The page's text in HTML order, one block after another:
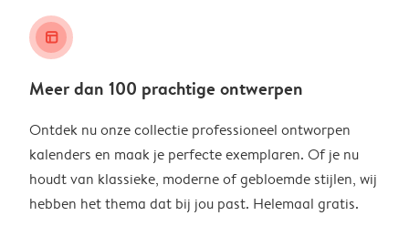
layout_alt
Meer dan 100 prachtige ontwerpen
Ontdek nu onze collectie professioneel ontworpen
kalenders en maak je perfecte exemplaren. Of je nu
houdt van klassieke, moderne of gebloemde stijlen, wij
hebben het thema dat bij jou past. Helemaal gratis.